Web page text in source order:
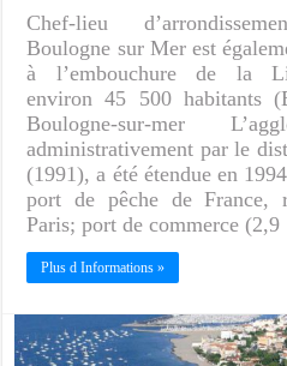
Chef-lieu
Boulogne sur Mer est
à l’embouchure de la
environ 45 500 habitants
Boulogne-sur-mer
administrativement par le
(1991), a été étendue en
port de pêche de France,
Paris; port de commerce
Plus d Informations »